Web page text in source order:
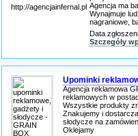
http://agencjainfernal.pl Agencja ma
Wynajmuje
nagraniowe,
Data
Szczegóły
Upominki
Agencja reklamowa
reklamowych w
Wszystkie produkty
Znakujemy i
słodycze na
Oklejamy